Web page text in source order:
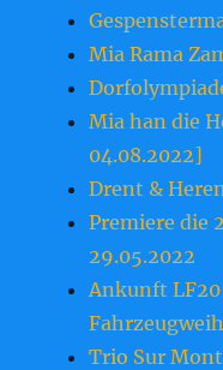
Mia Rama
Mia han die
04.08.2022]
Drent &
Premiere die
29.05.2022
Ankunft LF20
Trio Sur